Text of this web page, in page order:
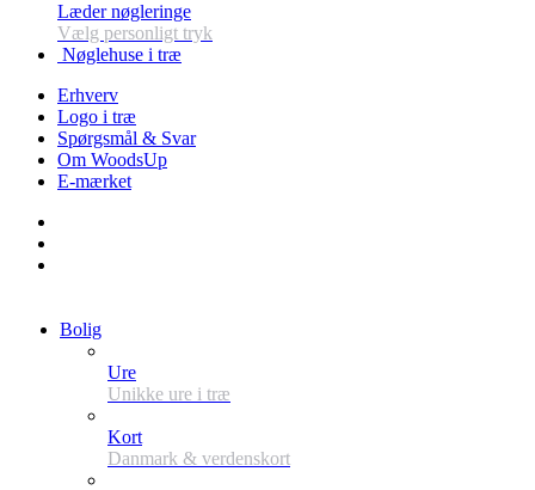
Læder nøgleringe
Vælg personligt tryk
Nøglehuse i træ
Erhverv
Logo i træ
Spørgsmål & Svar
Om WoodsUp
E-mærket
Bolig
Ure
Unikke ure i træ
Kort
Danmark & verdenskort